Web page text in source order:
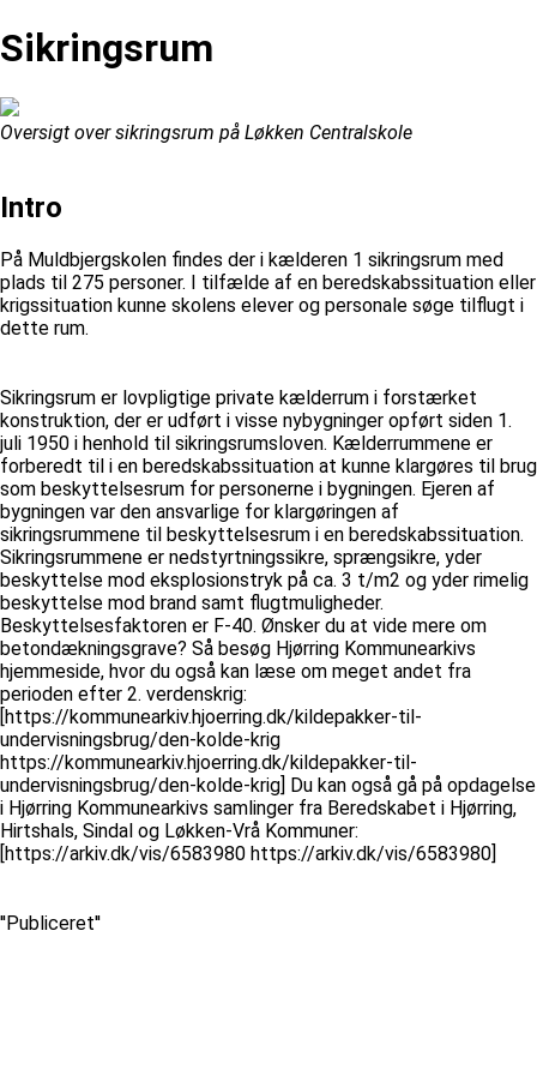
Sikringsrum
Oversigt over sikringsrum på Løkken Centralskole
Intro
På Muldbjergskolen findes der i kælderen 1 sikringsrum med
plads til 275 personer. I tilfælde af en beredskabssituation eller
krigssituation kunne skolens elever og personale søge tilflugt i
dette rum.
Sikringsrum er lovpligtige private kælderrum i forstærket
konstruktion, der er udført i visse nybygninger opført siden 1.
juli 1950 i henhold til sikringsrumsloven. Kælderrummene er
forberedt til i en beredskabssituation at kunne klargøres til brug
som beskyttelsesrum for personerne i bygningen. Ejeren af
bygningen var den ansvarlige for klargøringen af
sikringsrummene til beskyttelsesrum i en beredskabssituation.
Sikringsrummene er nedstyrtningssikre, sprængsikre, yder
beskyttelse mod eksplosionstryk på ca. 3 t/m2 og yder rimelig
beskyttelse mod brand samt flugtmuligheder.
Beskyttelsesfaktoren er F-40. Ønsker du at vide mere om
betondækningsgrave? Så besøg Hjørring Kommunearkivs
hjemmeside, hvor du også kan læse om meget andet fra
perioden efter 2. verdenskrig:
[https://kommunearkiv.hjoerring.dk/kildepakker-til-
undervisningsbrug/den-kolde-krig
https://kommunearkiv.hjoerring.dk/kildepakker-til-
undervisningsbrug/den-kolde-krig] Du kan også gå på opdagelse
i Hjørring Kommunearkivs samlinger fra Beredskabet i Hjørring,
Hirtshals, Sindal og Løkken-Vrå Kommuner:
[https://arkiv.dk/vis/6583980 https://arkiv.dk/vis/6583980]
''Publiceret''